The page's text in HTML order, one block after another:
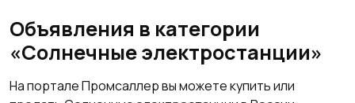
Объявления в категории
«Солнечные электростанции»
На портале Промсаллер вы можете купить или